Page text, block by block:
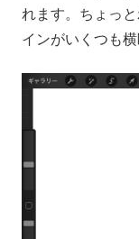
れます。ちょっ
インがいくつも横